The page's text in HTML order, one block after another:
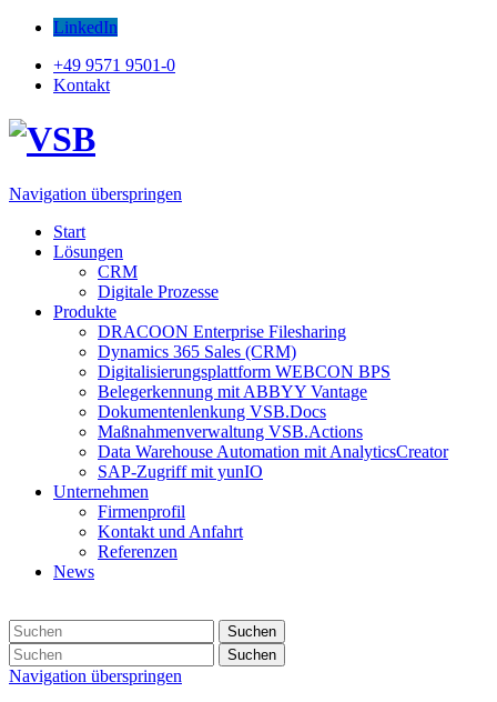
LinkedIn
+49 9571 9501-0
Kontakt
Navigation überspringen
Start
Lösungen
CRM
Digitale Prozesse
Produkte
DRACOON Enterprise Filesharing
Dynamics 365 Sales (CRM)
Digitalisierungsplattform WEBCON BPS
Belegerkennung mit ABBYY Vantage
Dokumentenlenkung VSB.Docs
Maßnahmenverwaltung VSB.Actions
Data Warehouse Automation mit AnalyticsCreator
SAP-Zugriff mit yunIO
Unternehmen
Firmenprofil
Kontakt und Anfahrt
Referenzen
News
Suchen
Suchen
Navigation überspringen